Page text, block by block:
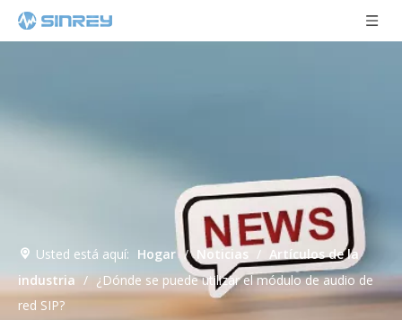
Usted está aquí: Hogar / Noticias / Artículos de la
industria / ¿Dónde se puede utilizar el módulo de audio de
red SIP?